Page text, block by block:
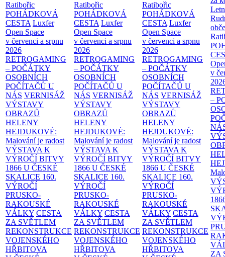
Ratibořic
POHÁDKOVÁ
CESTA Luxfer
Open Space
v červenci a srpnu
2026
RETROGAMING
– POČÁTKY
OSOBNÍCH
POČÍTAČŮ U
NÁS VERNISÁŽ
VÝSTAVY
OBRAZŮ
HELENY
HEJDUKOVÉ:
Malování je radost
VÝSTAVA K
VÝROČÍ BITVY
1866 U ČESKÉ
SKALICE 160.
VÝROČÍ
PRUSKO-
RAKOUSKÉ
VÁLKY CESTA
ZA SVĚTLEM
REKONSTRUKCE
VOJENSKÉHO
HŘBITOVA
Ratibořic
POHÁDKOVÁ
CESTA Luxfer
Open Space
v červenci a srpnu
2026
RETROGAMING
– POČÁTKY
OSOBNÍCH
POČÍTAČŮ U
NÁS VERNISÁŽ
VÝSTAVY
OBRAZŮ
HELENY
HEJDUKOVÉ:
Malování je radost
VÝSTAVA K
VÝROČÍ BITVY
1866 U ČESKÉ
SKALICE 160.
VÝROČÍ
PRUSKO-
RAKOUSKÉ
VÁLKY CESTA
ZA SVĚTLEM
REKONSTRUKCE
VOJENSKÉHO
HŘBITOVA
Ratibořic
POHÁDKOVÁ
CESTA Luxfer
Open Space
v červenci a srpnu
2026
RETROGAMING
– POČÁTKY
OSOBNÍCH
POČÍTAČŮ U
NÁS VERNISÁŽ
VÝSTAVY
OBRAZŮ
HELENY
HEJDUKOVÉ:
Malování je radost
VÝSTAVA K
VÝROČÍ BITVY
1866 U ČESKÉ
SKALICE 160.
VÝROČÍ
PRUSKO-
RAKOUSKÉ
VÁLKY CESTA
ZA SVĚTLEM
REKONSTRUKCE
VOJENSKÉHO
HŘBITOVA
v
–
ZA